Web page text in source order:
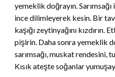
yemeklik doğrayın. Sarımsağı
ince dilimleyerek kesin. Bir
kaşığı zeytinyağını
pişirin. Daha sonra yemeklik
sarımsağı, muskat rendesini,
Kısık ateşte soğanlar